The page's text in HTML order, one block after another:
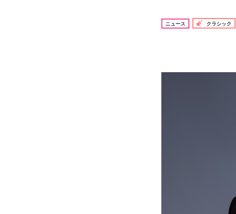
ニュース クラシック